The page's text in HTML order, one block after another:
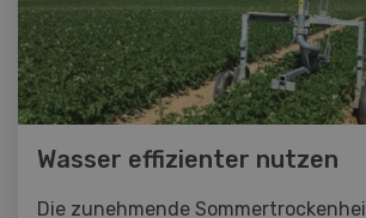
Wasser effizienter nutzen
Die zunehmende